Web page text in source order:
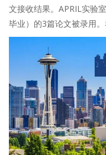
文接收结果。APRIL实验
毕业）的3篇论文被录用